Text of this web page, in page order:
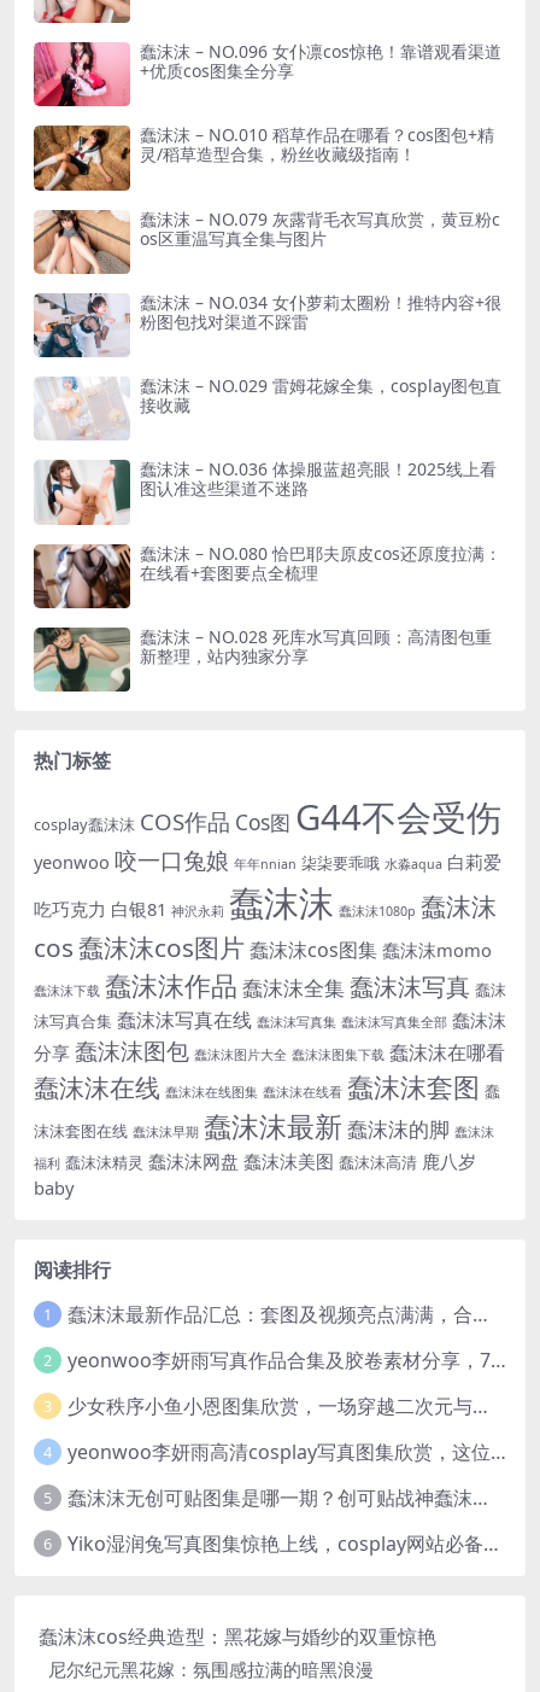
蠢沫沫 – NO.096 女仆凛cos惊艳！靠谱观看渠道
+优质cos图集全分享
蠢沫沫 – NO.010 稻草作品在哪看？cos图包+精
灵/稻草造型合集，粉丝收藏级指南！
蠢沫沫 – NO.079 灰露背毛衣写真欣赏，黄豆粉c
os区重温写真全集与图片
蠢沫沫 – NO.034 女仆萝莉太圈粉！推特内容+很
粉图包找对渠道不踩雷
蠢沫沫 – NO.029 雷姆花嫁全集，cosplay图包直
接收藏
蠢沫沫 – NO.036 体操服蓝超亮眼！2025线上看
图认准这些渠道不迷路
蠢沫沫 – NO.080 恰巴耶夫原皮cos还原度拉满：
在线看+套图要点全梳理
蠢沫沫 – NO.028 死库水写真回顾：高清图包重
新整理，站内独家分享
热门标签
cosplay蠢沫沫 COS作品 Cos图 G44不会受伤
yeonwoo 咬一口兔娘 年年nnian 柒柒要乖哦 水淼aqua 白莉爱
吃巧克力 白银81 神沢永莉 蠢沫沫 蠢沫沫1080p 蠢沫沫
cos蠢沫沫cos图片 蠢沫沫cos图集 蠢沫沫momo
蠢沫沫下载 蠢沫沫作品 蠢沫沫全集蠢沫沫写真 蠢沫
沫写真合集 蠢沫沫写真在线 蠢沫沫写真集 蠢沫沫写真集全部 蠢沫沫
分享 蠢沫沫图包 蠢沫沫图片大全 蠢沫沫图集下载 蠢沫沫在哪看
蠢沫沫在线 蠢沫沫在线图集 蠢沫沫在线看 蠢沫沫套图 蠢
沫沫套图在线 蠢沫沫早期 蠢沫沫最新 蠢沫沫的脚 蠢沫沫
福利 蠢沫沫精灵 蠢沫沫网盘 蠢沫沫美图 蠢沫沫高清 鹿八岁
baby
阅读排行
1 蠢沫沫最新作品汇总：套图及视频亮点满满，合集一次看够
2 yeonwoo李妍雨写真作品合集及胶卷素材分享，7套牛奶胶卷完整版高清图片
3 少女秩序小鱼小恩图集欣赏，一场穿越二次元与现实的视觉盛宴
4 yeonwoo李妍雨高清cosplay写真图集欣赏，这位女神太美了
5 蠢沫沫无创可贴图集是哪一期？创可贴战神蠢沫沫合集欣赏
6 Yiko湿润兔写真图集惊艳上线，cosplay网站必备作品推荐
蠢沫沫cos经典造型：黑花嫁与婚纱的双重惊艳
尼尔纪元黑花嫁：氛围感拉满的暗黑浪漫